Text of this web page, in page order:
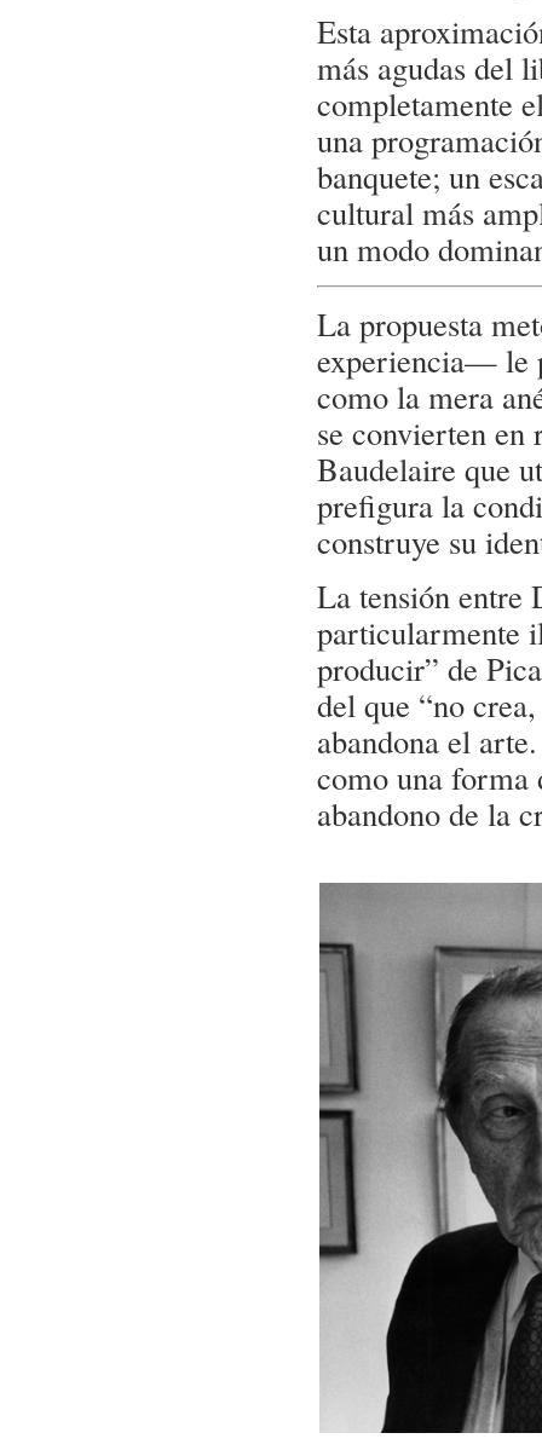
Esta
más agudas del
completamente
una
banquete; un
cultural más
un modo
La propuesta
experiencia— le
como la mera
se convierten en
Baudelaire que
prefigura la
construye su
La tensión entre
particularmente
producir” de
del que “no
abandona el
como una forma
abandono de la